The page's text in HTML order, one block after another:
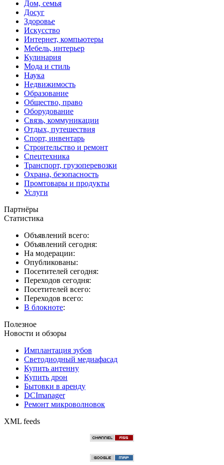
Дом, семья
Досуг
Здоровье
Искусство
Интернет, компьютеры
Мебель, интерьер
Кулинария
Мода и стиль
Наука
Недвижимость
Образование
Общество, право
Оборудование
Связь, коммуникации
Отдых, путешествия
Спорт, инвентарь
Строительство и ремонт
Спецтехника
Транспорт, грузоперевозки
Охрана, безопасность
Промтовары и продукты
Услуги
Партнёры
Статистика
Объявлений всего:
Объявлений сегодня:
На модерации:
Опубликованы:
Посетителей сегодня:
Переходов сегодня:
Посетителей всего:
Переходов всего:
В блокноте:
Полезное
Новости и обзоры
Имплантация зубов
Светодиодный медиафасад
Купить антенну
Купить дрон
Бытовки в аренду
DCImanager
Ремонт микроволновок
XML feeds